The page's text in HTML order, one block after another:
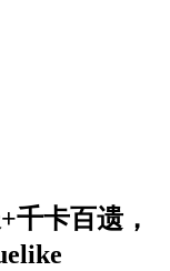
千卡百遗，